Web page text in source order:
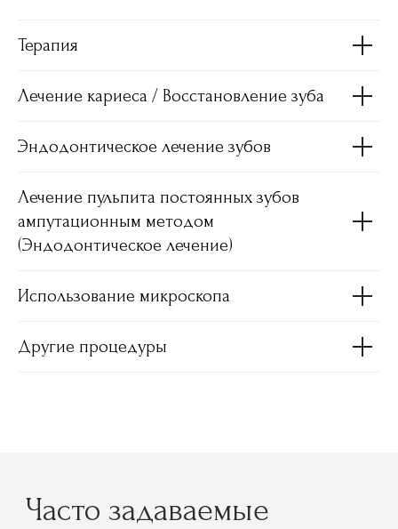
Терапия
Лечение кариеса / Восстановление зуба
Эндодонтическое лечение зубов
Лечение пульпита постоянных зубов
ампутационным методом
(Эндодонтическое лечение)
Использование микроскопа
Другие процедуры